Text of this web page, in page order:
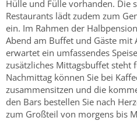
Hülle und Fülle vorhanden. Die
Restaurants lädt zudem zum
ein. Im Rahmen der
Abend am Buffet und Gäste mit
erwartet ein umfassendes
zusätzliches Mittagsbuffet steht
Nachmittag können Sie bei
zusammensitzen und die
den Bars bestellen Sie nach
zum Großteil von morgens bis